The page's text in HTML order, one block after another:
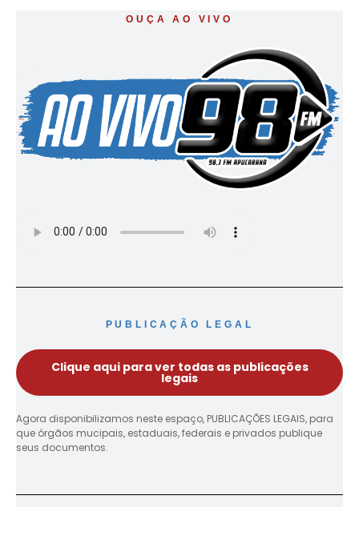
OUÇA AO VIVO
PUBLICAÇÃO LEGAL
Clique aqui para ver todas as publicações
legais
Agora disponibilizamos neste espaço, PUBLICAÇÕES LEGAIS, para
que órgãos mucipais, estaduais, federais e privados publique
seus documentos.